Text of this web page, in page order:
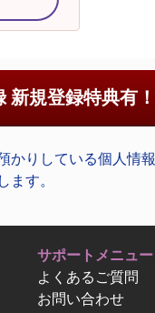
規登録特典有！
かりしている個人情報
す。
サポートメニュー
よくあるご質問
お問い合わせ